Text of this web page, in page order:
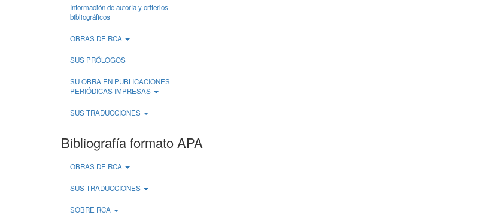
Información de autoría y criterios
bibliográficos
OBRAS DE RCA
SUS PRÓLOGOS
SU OBRA EN PUBLICACIONES
PERIÓDICAS IMPRESAS
SUS TRADUCCIONES
Bibliografía formato APA
OBRAS DE RCA
SUS TRADUCCIONES
SOBRE RCA